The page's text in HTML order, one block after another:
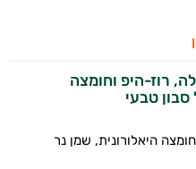
רוז-היפ וחומצה
סבון טבעי
היאלורונית, שמן נר